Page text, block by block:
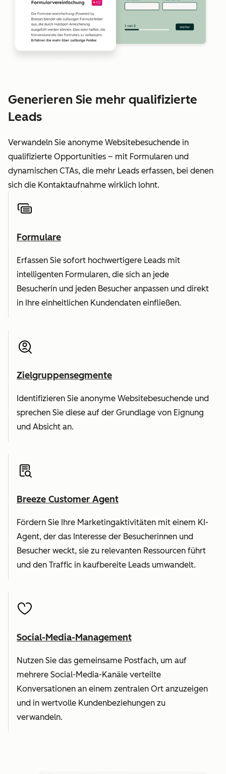
Generieren Sie mehr qualifizierte
Leads
Verwandeln Sie anonyme Websitebesuchende in
qualifizierte Opportunities – mit Formularen und
dynamischen CTAs, die mehr Leads erfassen, bei denen
sich die Kontaktaufnahme wirklich lohnt.
Formulare
Erfassen Sie sofort hochwertigere Leads mit
intelligenten Formularen, die sich an jede
Besucherin und jeden Besucher anpassen und direkt
in Ihre einheitlichen Kundendaten einfließen.
Zielgruppensegmente
Identifizieren Sie anonyme Websitebesuchende und
sprechen Sie diese auf der Grundlage von Eignung
und Absicht an.
Breeze Customer Agent
Fördern Sie Ihre Marketingaktivitäten mit einem KI-
Agent, der das Interesse der Besucherinnen und
Besucher weckt, sie zu relevanten Ressourcen führt
und den Traffic in kaufbereite Leads umwandelt.
Social-Media-Management
Nutzen Sie das gemeinsame Postfach, um auf
mehrere Social-Media-Kanäle verteilte
Konversationen an einem zentralen Ort anzuzeigen
und in wertvolle Kundenbeziehungen zu
verwandeln.